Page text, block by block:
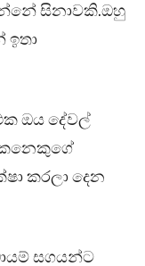
සිනාවකි.ඔහු
ඉතා
ඔය දේවල්
කරලා දෙන
සගයන්ට